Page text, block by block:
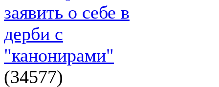
заявить о себе в
дерби с
"канонирами"
(34577)